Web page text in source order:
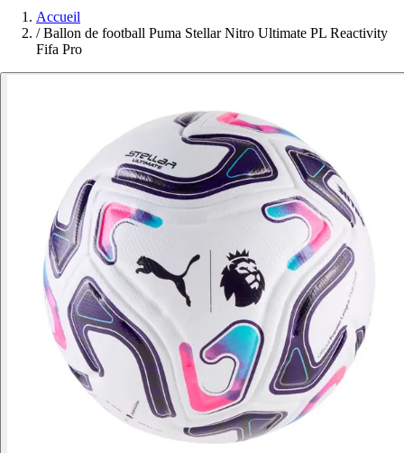
Accueil
/ Ballon de football Puma Stellar Nitro Ultimate PL Reactivity
Fifa Pro